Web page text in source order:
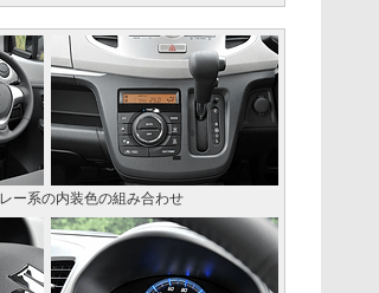
ー系の内装色の組み合わせ